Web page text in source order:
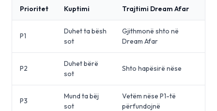
Prioritet Kuptimi Trajtimi Dream Afar
P1
Duhet ta bësh
sot
Gjithmonë shto në
Dream Afar
P2
Duhet bërë
sot
Shto hapësirë nëse
P3
Mund ta bëj
sot
Vetëm nëse P1-të
përfundojnë